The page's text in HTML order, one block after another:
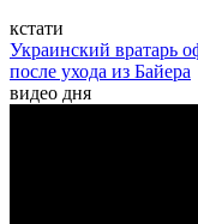
кстати
Украинский вратарь
после ухода из Байера
видео дня